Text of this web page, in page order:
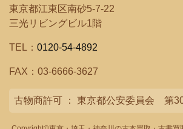
東京都江東区南砂5-7-22
三光リビングビル1階
TEL： 0120-54-4892
FAX：03-6666-3627
古物商許可 ： 東京都公安委員会 第